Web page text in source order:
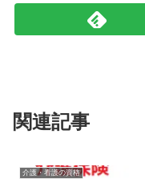
関連記事
介護・看護の資格